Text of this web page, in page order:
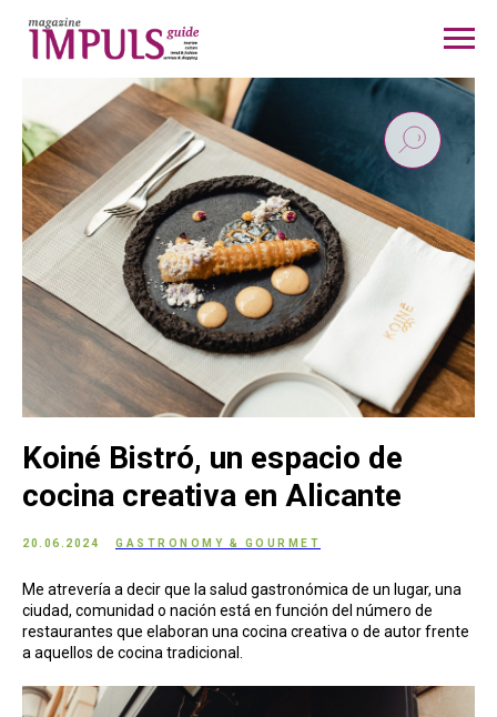
Koiné Bistró, un espacio de
cocina creativa en Alicante
20.06.2024 GASTRONOMY & GOURMET
Me atrevería a decir que la salud gastronómica de un lugar, una
ciudad, comunidad o nación está en función del número de
restaurantes que elaboran una cocina creativa o de autor frente
a aquellos de cocina tradicional.